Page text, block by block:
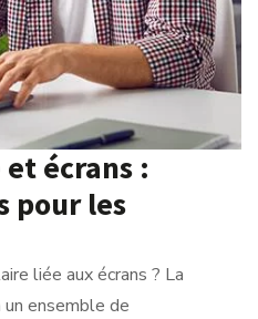
écrans :
pour les
liée aux écrans ? La
ensemble de